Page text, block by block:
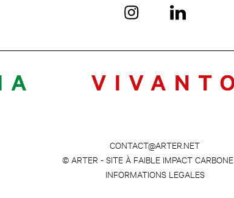
CONTACT@ARTER.NET
© ARTER - SITE À FAIBLE IMPACT CARBONE
INFORMATIONS LEGALES